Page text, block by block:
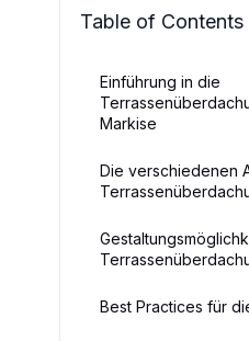
Table of Contents
Einführung in die
Markise
Die verschiedenen
Best Practices für